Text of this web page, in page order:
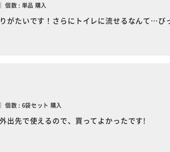
個数 : 単品 購入
がたいです！さらにトイレに流せるなんて…び
個数 : 6袋セット 購入
出先で使えるので、買ってよかったです!